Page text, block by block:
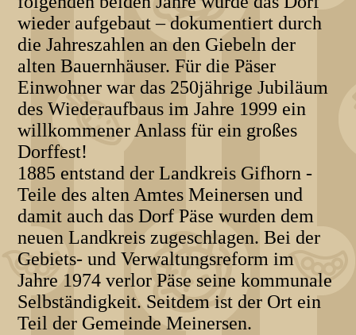
wieder aufgebaut – dokumentiert durch
die Jahreszahlen an den Giebeln der
alten Bauernhäuser. Für die Päser
Einwohner war das 250jährige Jubiläum
des Wiederaufbaus im Jahre 1999 ein
willkommener Anlass für ein großes
Dorffest!
1885 entstand der Landkreis Gifhorn -
Teile des alten Amtes Meinersen und
damit auch das Dorf Päse wurden dem
neuen Landkreis zugeschlagen. Bei der
Gebiets- und Verwaltungsreform im
Jahre 1974 verlor Päse seine kommunale
Selbständigkeit. Seitdem ist der Ort ein
Teil der Gemeinde Meinersen.